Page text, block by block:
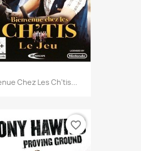
Chez Les Ch'tis...
favorite_border